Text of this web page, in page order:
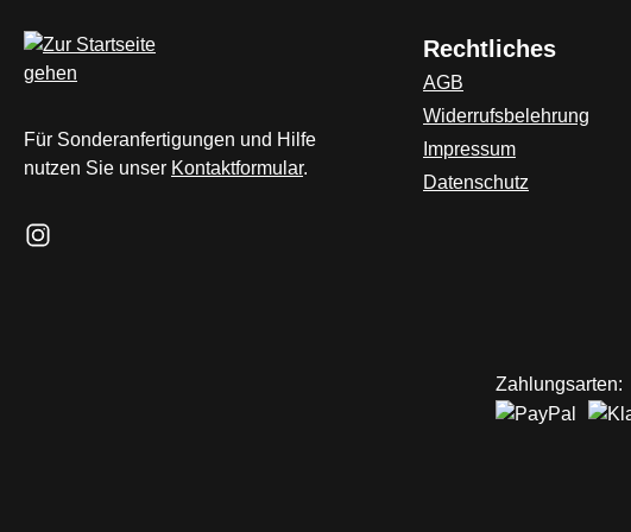
Für Sonderanfertigungen und Hilfe
nutzen Sie unser Kontaktformular.
Schau auf Instagram vorbei – öffnet in neuem Tab (externer Link)
Rechtliches
AGB
Widerrufsbelehrung
Impressum
Datenschutz
Zahlungsarten: